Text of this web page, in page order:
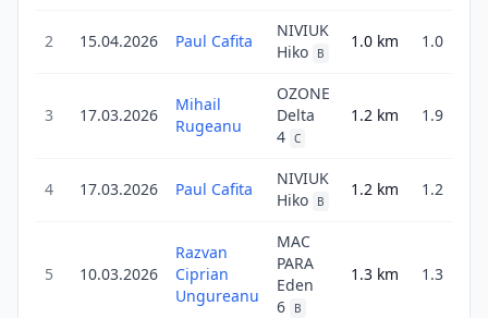
2 15.04.2026 Paul Cafita
NIVIUK
Hiko
B
1.0 km 1.0
3 17.03.2026
Mihail
Rugeanu
OZONE
Delta
4 C
1.2 km 1.9
4 17.03.2026 Paul Cafita
NIVIUK
Hiko
B
1.2 km 1.2
5 10.03.2026
Razvan
Ciprian
Ungureanu
MAC
PARA
Eden
6
B
1.3 km 1.3